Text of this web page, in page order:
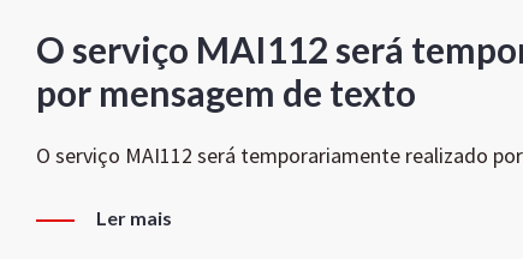
O serviço MAI112 será
por mensagem de texto
O serviço MAI112 será temporariamente realizado
Ler mais